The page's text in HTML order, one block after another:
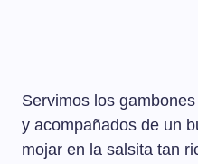
Servimos los
y acompañados de un
mojar en la salsita tan